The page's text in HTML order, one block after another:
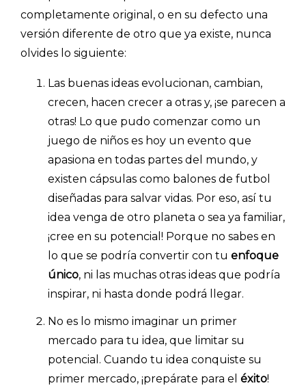
completamente original, o en su defecto una
versión diferente de otro que ya existe, nunca
olvides lo siguiente:
Las buenas ideas evolucionan, cambian,
crecen, hacen crecer a otras y, ¡se parecen a
otras! Lo que pudo comenzar como un
juego de niños es hoy un evento que
apasiona en todas partes del mundo, y
existen cápsulas como balones de futbol
diseñadas para salvar vidas. Por eso, así tu
idea venga de otro planeta o sea ya familiar,
¡cree en su potencial! Porque no sabes en
lo que se podría convertir con tu enfoque
único, ni las muchas otras ideas que podría
inspirar, ni hasta donde podrá llegar.
No es lo mismo imaginar un primer
mercado para tu idea, que limitar su
potencial. Cuando tu idea conquiste su
primer mercado, ¡prepárate para el éxito!